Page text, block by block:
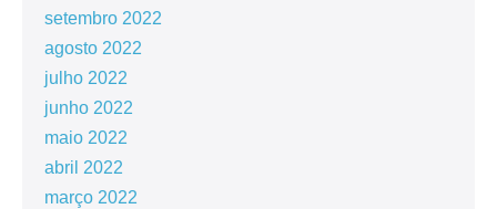
setembro 2022
agosto 2022
julho 2022
junho 2022
maio 2022
abril 2022
março 2022